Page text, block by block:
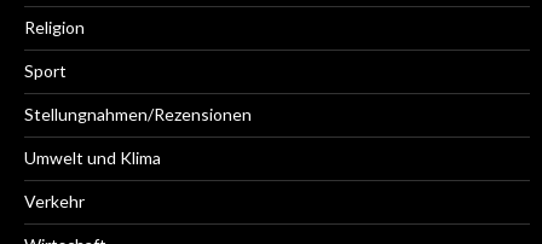
Religion
Sport
Stellungnahmen/Rezensionen
Umwelt und Klima
Verkehr